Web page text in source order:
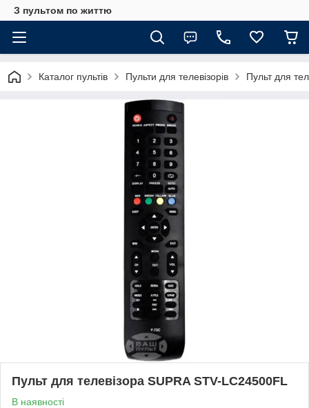
З пультом по життю
Каталог пультів Пульти для телевізорів Пульт для
Пульт для телевізора SUPRA STV-LC24500FL
В наявності